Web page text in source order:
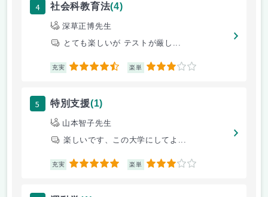
4 社会科教育法(4)
深草正博先生
とても楽しいが テストが厳し...
充実 4.5 楽単 3
5 特別支援(1)
山本智子先生
楽しいです、この大学にしてよ...
充実 5 楽単 3